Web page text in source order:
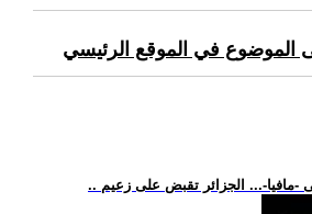
الموضوع في الموقع الرئيسي
-مافيا-... الجزائر تقبض على زعيم